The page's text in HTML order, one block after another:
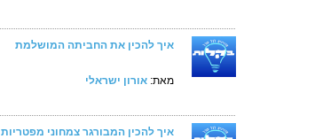
איך להכין את החביתה המושלמת
מאת: אורון ישראלי
איך להכין המבורגר צמחוני מפטריות